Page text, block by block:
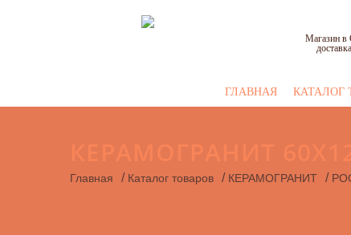
Магазин в
ГЛАВНАЯ КАТАЛОГ
Главная / Каталог товаров / КЕРАМОГРАНИТ /